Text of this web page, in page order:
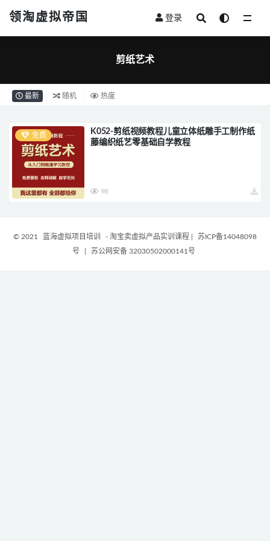
领淘虚拟帝国 登录
剪纸艺术
最新 随机 热度
免费
K052-剪纸视频教程儿童立体纸雕手工制作纸
藤编织纸艺零基础自学教程
98
© 2021 蓝海虚拟项目培训 - 淘宝卖虚拟产品实训课程
苏ICP备14048098
号
苏公网安备 32030502000141号